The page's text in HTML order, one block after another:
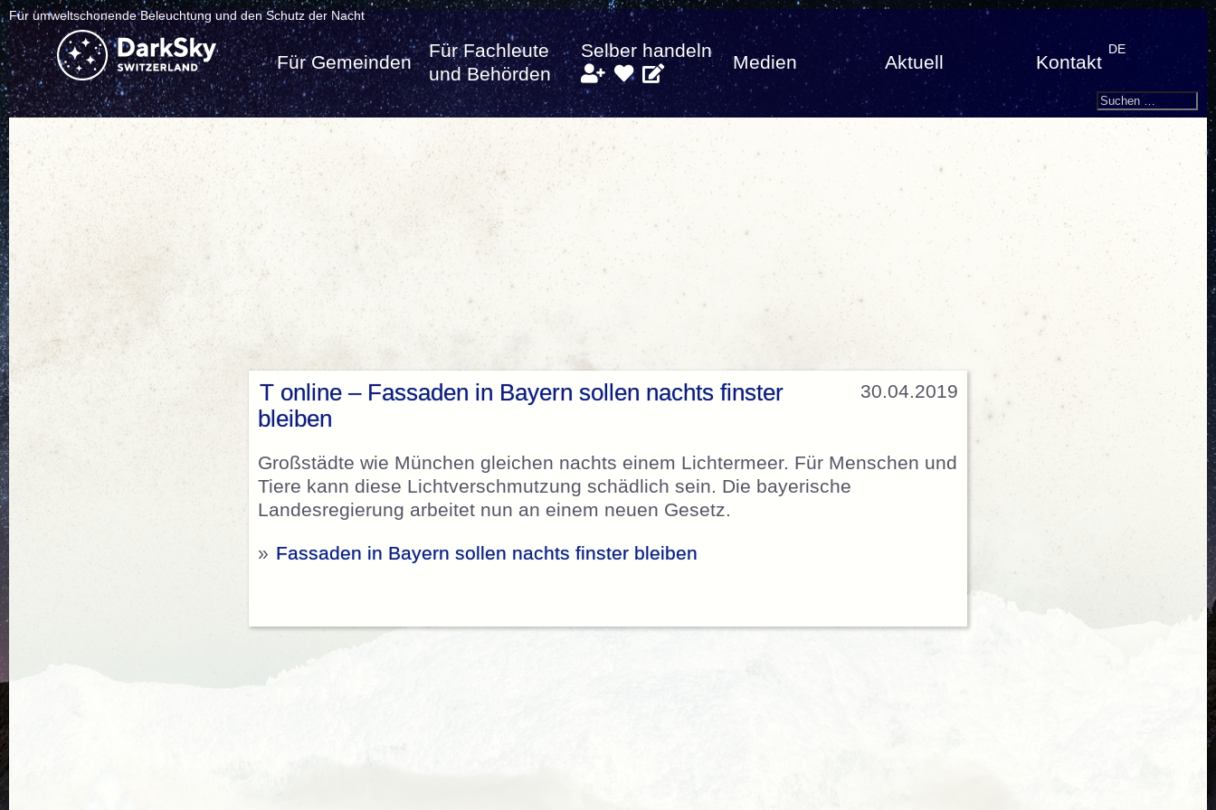
Für umweltschonende Beleuchtung und den Schutz der Nacht
Für Gemeinden
Für Fachleute
und Behörden
Selber handeln
Medien Aktuell Kontakt
DE
Search
Suchen
30.04.2019
T online – Fassaden in Bayern sollen nachts finster
bleiben
Großstädte wie München gleichen nachts einem Lichtermeer. Für Menschen und
Tiere kann diese Lichtverschmutzung schädlich sein. Die bayerische
Landesregierung arbeitet nun an einem neuen Gesetz.
» Fassaden in Bayern sollen nachts finster bleiben